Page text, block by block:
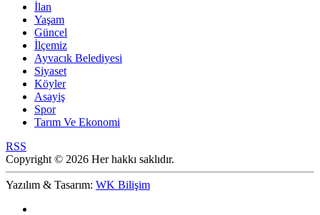
İlan
Yaşam
Güncel
İlçemiz
Ayvacık Belediyesi
Siyaset
Köyler
Asayiş
Spor
Tarım Ve Ekonomi
RSS
Copyright © 2026 Her hakkı saklıdır.
Yazılım & Tasarım: WK Bilişim